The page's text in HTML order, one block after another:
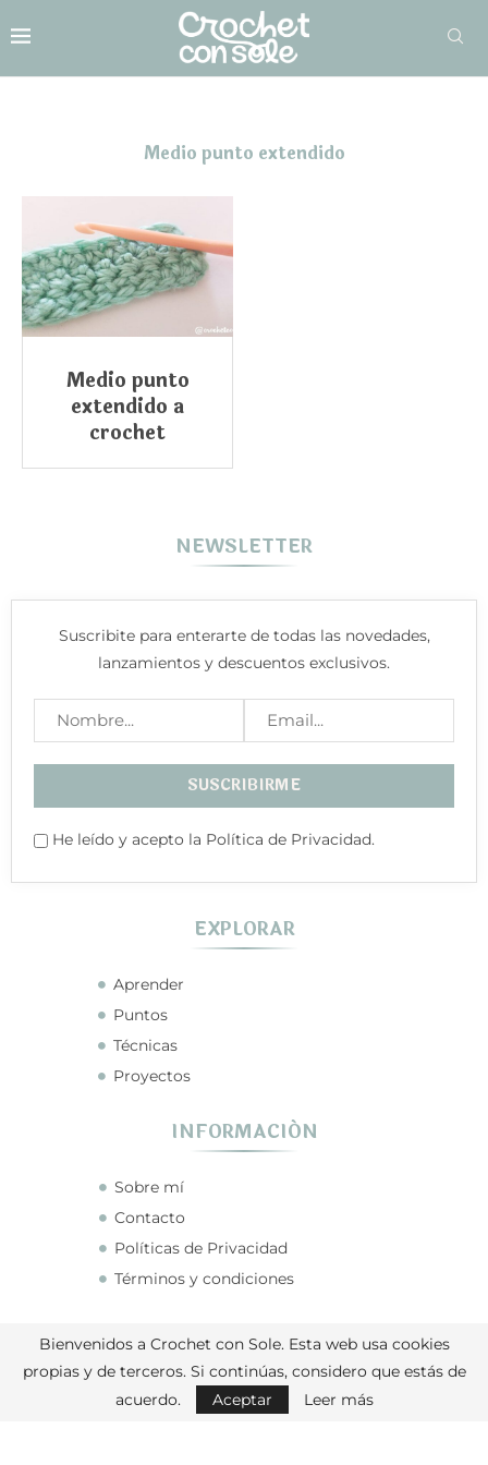
Medio punto extendido
Medio punto
extendido a
crochet
NEWSLETTER
Suscribite para enterarte de todas las novedades,
lanzamientos y descuentos exclusivos.
He leído y acepto la Política de Privacidad.
EXPLORAR
Aprender
Puntos
Técnicas
Proyectos
INFORMACIÓN
Sobre mí
Contacto
Políticas de Privacidad
Términos y condiciones
CONECTA CONMIGO
Bienvenidos a Crochet con Sole. Esta web usa cookies
propias y de terceros. Si continúas, considero que estás de
acuerdo.
Aceptar Leer más